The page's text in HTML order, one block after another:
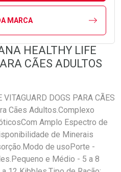
MARCA
HEALTHY LIFE
CÃES ADULTOS
DOGS PARA CÃES
Cães Adultos.Complexo
Amplo Espectro de
de Minerais
de usoPorte -
e Médio - 5 a 8